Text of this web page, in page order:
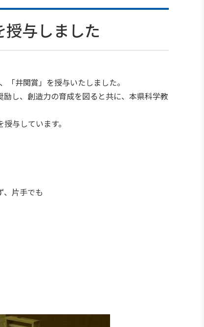
与しました
井関賞」を授与いたしました。
し、創造力の育成を図ると共に、本県科学教
与しています。
、片手でも